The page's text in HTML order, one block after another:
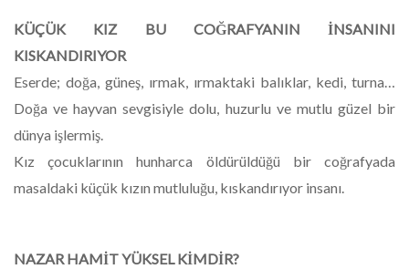
KÜÇÜK KIZ BU COĞRAFYANIN İNSANINI
KISKANDIRIYOR
Eserde; doğa, güneş, ırmak, ırmaktaki balıklar, kedi, turna…
Doğa ve hayvan sevgisiyle dolu, huzurlu ve mutlu güzel bir
dünya işlermiş.
Kız çocuklarının hunharca öldürüldüğü bir coğrafyada
masaldaki küçük kızın mutluluğu, kıskandırıyor insanı.
NAZAR HAMİT YÜKSEL KİMDİR?